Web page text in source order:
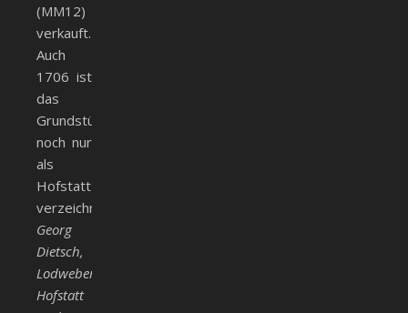
(MM12)
verkauft.
Auch
1706 ist
das
Grundstück
noch nur
als
Hofstatt
verzeichnet:
Georg
Dietsch,
Lodweber,item
Hofstatt